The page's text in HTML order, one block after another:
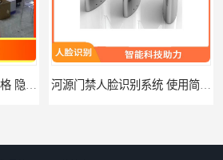
珠海校园安防监控系统价格 隐私保护 能够长时间稳定运行 河源门禁人脸识别系统 使用简单方便 无需人工干预